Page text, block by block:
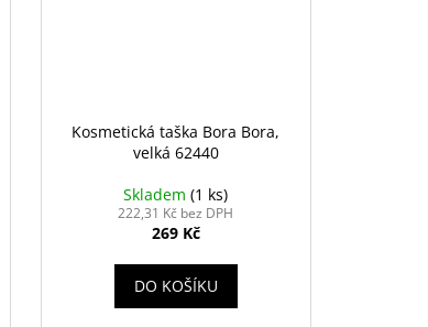
Kosmetická taška Bora Bora,
velká 62440
Skladem(1 ks)
222,31 Kč bez DPH
269 Kč
DO KOŠÍKU